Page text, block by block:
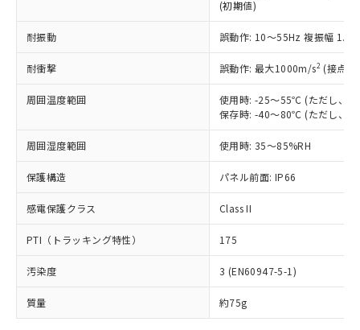
(初期値)
耐振動 誤動作: 10～55Hz 複振幅
耐衝撃 誤動作: 最大1000m/s2 (接点
周囲温度範囲
使用時: -25～55℃ (ただし、氷
保存時: -40～80℃ (ただし、氷
周囲湿度範囲 使用時: 35～85%RH
保護構造 パネル前面: IP66
感電保護クラス Class II
PTI（トラッキング特性） 175
汚染度 3 (EN60947-5-1)
質量 約75g
ムロン制御機器販売店・当社販売員に
オムロン制御機器販売店や当社販売拠
販売ネットワーク
」をご確認
在庫状況および標準価格結果を当社の
事前の承諾なく第三者に漏洩または開
示しないようお願いします。
マイパーツ機能（部品リスト作成サー
メンバーズにご登録されている必要が
あります。
登録された部品リストについて、当社
および当社の共同利用者が、当社の製
品・サービスに関するお客様との取
引・商談に必要な範囲で利用すること
※当社の共同利用者とは、"個人情報
（DBP） 1000ppm以下、フタル酸ジイソブチル
フタル酸エステル類の４物質については閾値を超える意
図的な使用がないことを確認しています。
部品在庫の切り替え状況などにより、予定
月が前後することがあります。
※3 非含有証明書ダウンロード
下記の非含有証明書をダウンロードするこ
EU RoHS指令（10物質）の非含有証明書
イソブチル) : 1000ppm、 BBP(フタル酸ブチルベンジ
DEHP(フタル酸ビス(2-エチルヘキシル)) : 1000ppm
「ｅ」：有害物質（10物質）のすべてが基
準値以下であることを示します。
「10」：通常の使用状況下において有害物
質が外部に漏えいし、環境に深刻な影響を
及ぼさない年数を意味します。
「－」：未確認です。当社販売部門へお問
い合わせください。
いよう必要な手段を講じます。
当社は貴社製品を、核兵器、ミサイ
ル、化学兵器、生物兵器またはその他
武器並びにこれらの製造装置等に一切
当社は、貴社製品を第三者に販売する
場合は、上記1、2および3の内容を当
該第三者に通知します。また当社は、
販売先および販売に係わる関係者が違
法に輸出するおそれがある場合は、取
り引きをいたしません。
キャンセル
一定数には満たないが在庫あり
いては、お客様のお取引先、ま
たはお客様担当のオムロン制御
機器販売店・当社販売員にご確
空
受注生産機種、また在庫状況の
情報を公開していない機種